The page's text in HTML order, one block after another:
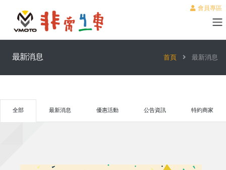
會員專區
最新消息 首頁 最新消息
全部 最新消息 優惠活動 公告資訊 特約商家